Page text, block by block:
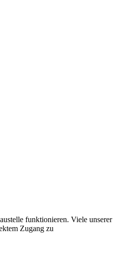
funktionieren. Viele unserer
Zugang zu